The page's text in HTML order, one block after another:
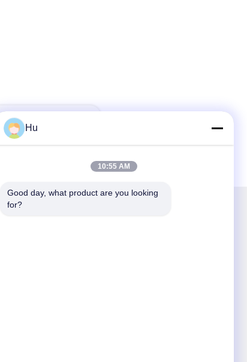
Do Hidrogênio
newsletter
se no nosso boletim informativo para obter descontos
Hu
10:55 AM
Good day, what product are you looking
for?